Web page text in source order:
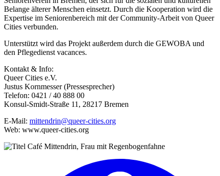
Belange älterer Menschen einsetzt. Durch die Kooperation wird die
Expertise im Seniorenbereich mit der Community-Arbeit von Queer
Cities verbunden.
Unterstützt wird das Projekt außerdem durch die GEWOBA und
den Pflegedienst vacances.
Kontakt & Info:
Queer Cities e.V.
Justus Kornmesser (Pressesprecher)
Telefon: 0421 / 40 888 00
Konsul-Smidt-Straße 11, 28217 Bremen
E-Mail: mittendrin@queer-cities.org
Web: www.queer-cities.org